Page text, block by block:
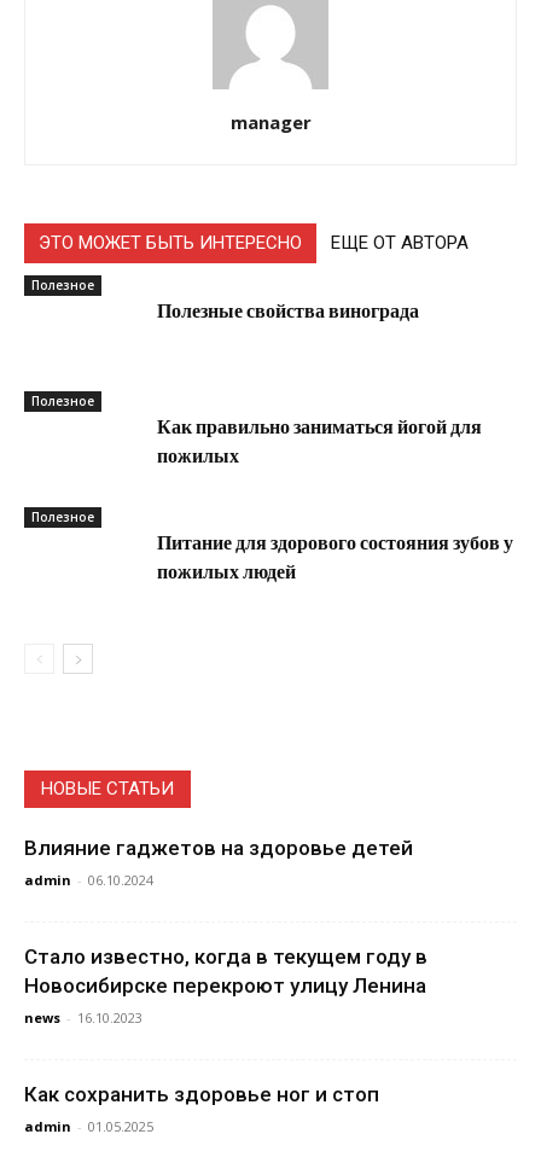
manager
ЭТО МОЖЕТ БЫТЬ ИНТЕРЕСНО ЕЩЕ ОТ АВТОРА
Полезное
Полезные свойства винограда
Полезное
Как правильно заниматься йогой для
пожилых
Полезное
Питание для здорового состояния зубов у
пожилых людей
НОВЫЕ СТАТЬИ
Влияние гаджетов на здоровье детей
admin - 06.10.2024
Стало известно, когда в текущем году в
Новосибирске перекроют улицу Ленина
news - 16.10.2023
Как сохранить здоровье ног и стоп
admin - 01.05.2025